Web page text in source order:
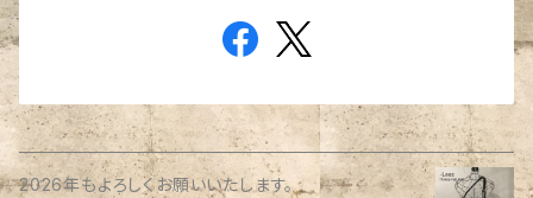
2026年もよろしくお願いいたします。